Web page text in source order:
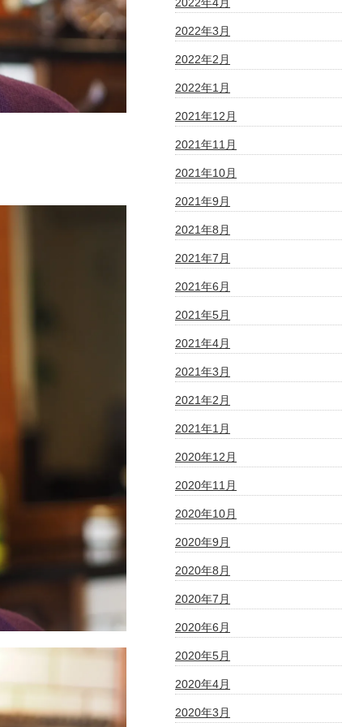
2022年3月
2022年2月
2022年1月
2021年12月
2021年11月
2021年10月
2021年9月
2021年8月
2021年7月
2021年6月
2021年5月
2021年4月
2021年3月
2021年2月
2021年1月
2020年12月
2020年11月
2020年10月
2020年9月
2020年8月
2020年7月
2020年6月
2020年5月
2020年4月
2020年3月